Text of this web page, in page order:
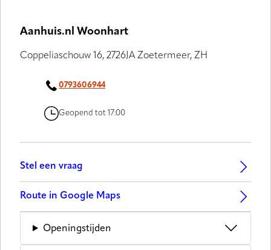
Aanhuis.nl Woonhart
Coppeliaschouw 16, 2726JA Zoetermeer, ZH
0793606944
Geopend tot 17:00
Stel een vraag
Route in Google Maps
Openingstijden